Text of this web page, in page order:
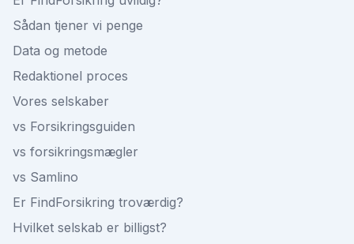
Sådan tjener vi penge
Data og metode
Redaktionel proces
Vores selskaber
vs Forsikringsguiden
vs forsikringsmægler
vs Samlino
Er FindForsikring troværdig?
Hvilket selskab er billigst?